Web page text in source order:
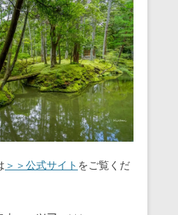
＞＞公式サイト をご覧くだ